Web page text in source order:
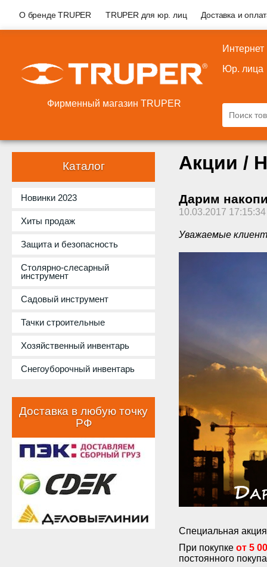
О бренде TRUPER TRUPER для юр. лиц Доставка и
Фирменный магазин TRUPER
Интернет
Юр. лица
Каталог
Новинки 2023
Хиты продаж
Защита и безопасность
Столярно-слесарный
инструмент
Садовый инструмент
Тачки строительные
Хозяйственный инвентарь
Снегоуборочный инвентарь
Доставка в любую точку
РФ
Акции /
Дарим
10.03.2017 17:15:34
Уважаемые
Специальная
При покупке от 5
постоянного